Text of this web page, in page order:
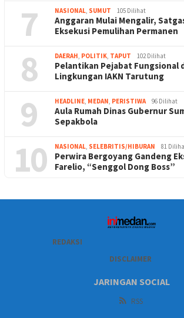
7 NASIONAL, SUMUT 105 Dilihat
Anggaran Mulai Mengalir,
Eksekusi Pemulihan Permanen
8 DAERAH, POLITIK, TAPUT 102 Dilihat
Pelantikan Pejabat Fungsional
Lingkungan IAKN Tarutung
9 HEADLINE, MEDAN, PERISTIWA 96 Dilihat
Aula Rumah Dinas Gubernur
Sepakbola
10 NASIONAL, SELEBRITIS/HIBURAN 81
Perwira Bergoyang Gandeng
Farelio, “Senggol Dong Boss”
REDAKSI
DISCLAIMER
JARINGAN SOCIAL
RSS